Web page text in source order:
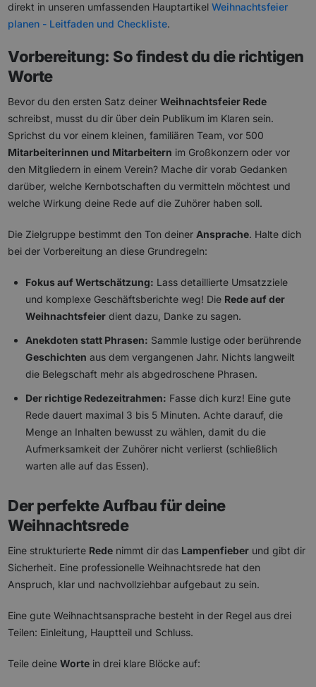
direkt in unseren umfassenden HauptartikelWeihnachtsfeier
planen - Leitfaden und Checkliste.
Vorbereitung: So findest du die richtigen
Worte
Bevor du den ersten Satz deinerWeihnachtsfeier Rede
schreibst, musst du dir über dein Publikum im Klaren sein.
Sprichst du vor einem kleinen, familiären Team, vor 500
Mitarbeiterinnen und Mitarbeitern im Großkonzern oder vor
den Mitgliedern in einem Verein? Mache dir vorab Gedanken
darüber, welche Kernbotschaften du vermitteln möchtest und
welche Wirkung deine Rede auf die Zuhörer haben soll.
Die Zielgruppe bestimmt den Ton deiner Ansprache. Halte dich
bei der Vorbereitung an diese Grundregeln:
Fokus auf Wertschätzung: Lass detaillierte Umsatzziele
und komplexe Geschäftsberichte weg! Die Rede auf der
Weihnachtsfeier dient dazu, Danke zu sagen.
Anekdoten statt Phrasen: Sammle lustige oder berührende
Geschichten aus dem vergangenen Jahr. Nichts langweilt
die Belegschaft mehr als abgedroschene Phrasen.
Der richtige Redezeitrahmen: Fasse dich kurz! Eine gute
Rede dauert maximal 3 bis 5 Minuten. Achte darauf, die
Menge an Inhalten bewusst zu wählen, damit du die
Aufmerksamkeit der Zuhörer nicht verlierst (schließlich
warten alle auf das Essen).
Der perfekte Aufbau für deine
Weihnachtsrede
Eine strukturierte Rede nimmt dir das Lampenfieber und gibt dir
Sicherheit. Eine professionelle Weihnachtsrede hat den
Anspruch, klar und nachvollziehbar aufgebaut zu sein.
Eine gute Weihnachtsansprache besteht in der Regel aus drei
Teilen: Einleitung, Hauptteil und Schluss.
Teile deineWorte in drei klare Blöcke auf: